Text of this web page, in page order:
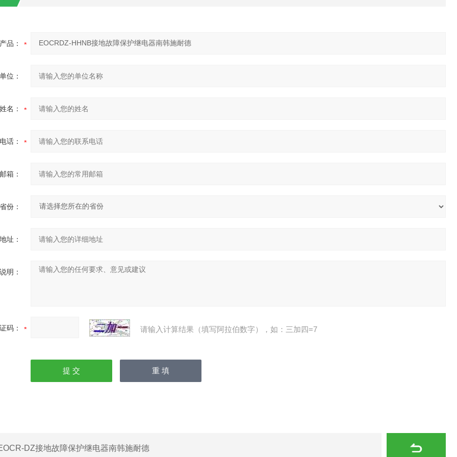
产品：
位：
名：
话：
箱：
省份：
址：
明：
码： 请输入计算结果（填写阿拉伯数字），如：三加四=7
DZ接地故障保护继电器南韩施耐德